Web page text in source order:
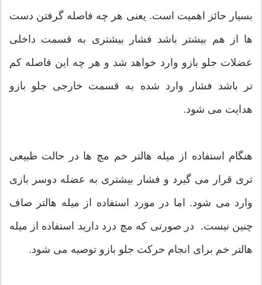
بسیار حائز اهمیت است. یعنی هر چه فاصله گرفتن دست
ها از هم بیشتر باشد فشار بیشتری به قسمت داخلی
عضلات جلو بازو وارد خواهد شد و هر چه این فاصله کم
تر باشد فشار وارد شده به قسمت خارجی جلو بازو
هدایت می شود.
هنگام استفاده از میله هالتر خم مچ ها در حالت طبیعی
تری قرار می گیرد و فشار بیشتری به عضله دوسر بازی
وارد می شود. اما در مورد استفاده از میله هالتر صاف
چنین نیست. در صورتی که مچ درد دارید استفاده از میله
هالتر خم برای انجام حرکت جلو بازو توصیه می شود.